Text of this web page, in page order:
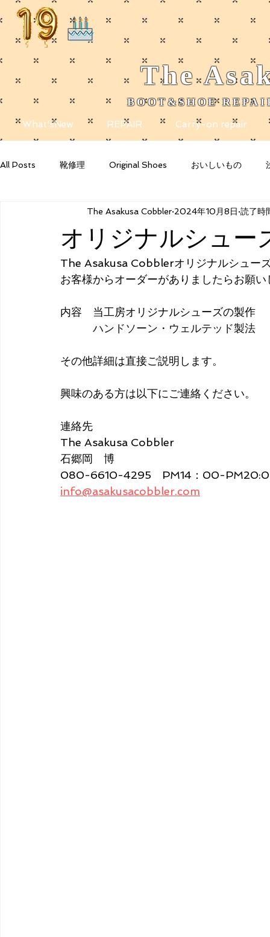
The
​BOOT&SHOE
What'sNew REPAIR Carry-on repair
All Posts 靴修理 Original Shoes おいしいもの
Your Community Blogging Tips
オリジナルシュー
The Asakusa Cobbler 2024年10月8日 読了時
The Asakusa Cobblerオリジナルシュー
お客様からオーダーがありましたらお願い
内容　当工房オリジナルシューズの製作
ハンドソーン・ウェルテッド製法
その他詳細は直接ご説明します。
興味のある方は以下にご連絡ください。
連絡先
The Asakusa Cobbler
石郷岡　博
080-6610-4295　PM14：00-
info@asakusacobbler.com